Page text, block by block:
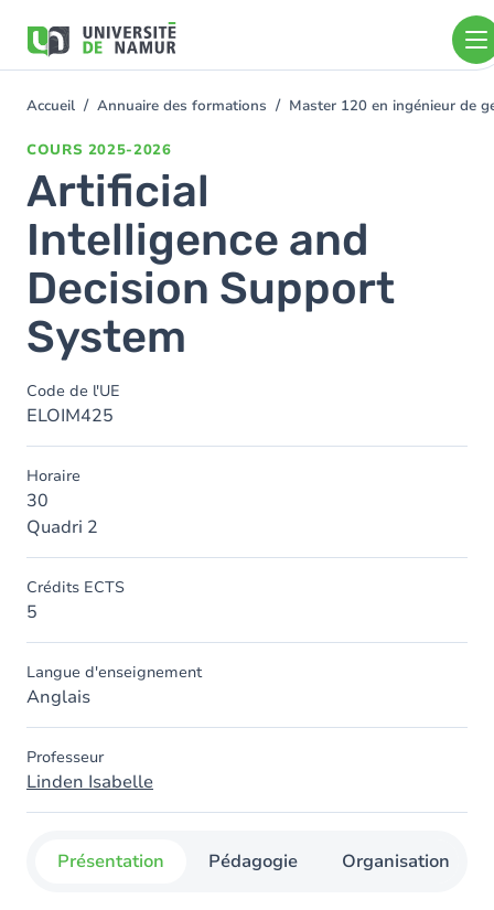
contenu
You
Accueil Annuaire des formations Master 120 en ingénieur de
COURS 2025-2026
Artificial
Intelligence and
Decision Support
System
Code de l'UE
ELOIM425
Horaire
30
Quadri 2
Crédits ECTS
5
Langue d'enseignement
Anglais
Professeur
Linden Isabelle
Présentation Pédagogie Organisation